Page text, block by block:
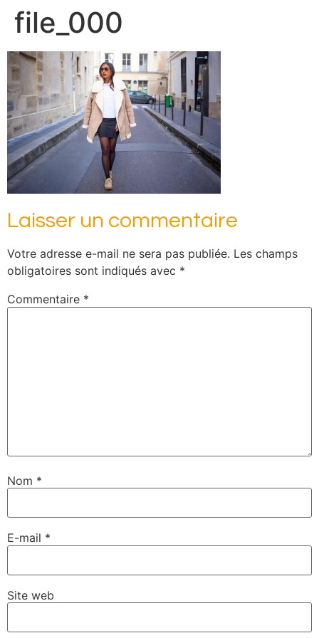
file_000
Laisser un commentaire
Votre adresse e-mail ne sera pas publiée. Les champs
obligatoires sont indiqués avec *
Commentaire *
Nom *
E-mail *
Site web